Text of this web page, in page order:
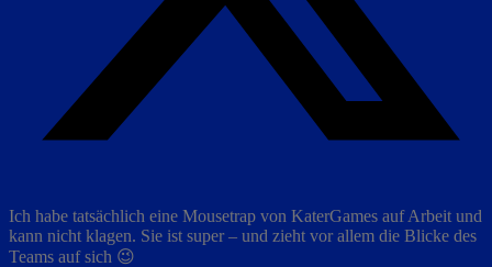
Ich habe tatsächlich eine Mousetrap von KaterGames auf Arbeit und
kann nicht klagen. Sie ist super – und zieht vor allem die Blicke des
Teams auf sich 😉